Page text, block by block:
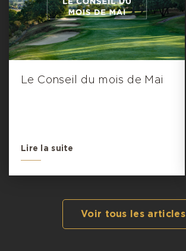
Le Conseil du mois de Mai
Lire la suite
Voir tous les articles